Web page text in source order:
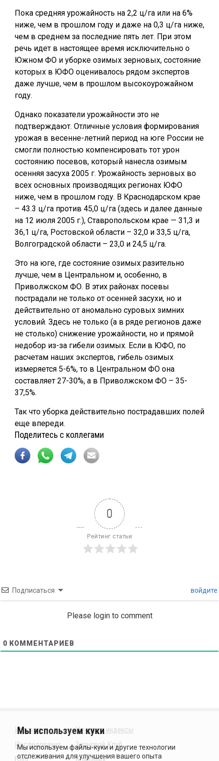
Пока средняя урожайность на 2,2 ц/га или на 6%
ниже, чем в прошлом году и даже на 0,3 ц/га ниже,
чем в среднем за последние пять лет. При этом
речь идет в настоящее время исключительно о
Южном ФО и уборке озимых зерновых, состояние
которых в ЮФО оценивалось рядом экспертов
даже лучше, чем в прошлом высокоурожайном
году.
Однако показатели урожайности это не
подтверждают. Отличные условия формирования
урожая в весенне-летний период на юге России не
смогли полностью компенсировать тот урон
состоянию посевов, который нанесла озимым
осенняя засуха 2005 г. Урожайность зерновых во
всех основных производящих регионах ЮФО
ниже, чем в прошлом году. В Краснодарском крае
– 43.3 ц/га против 45,0 ц/га (здесь и далее данные
на 12 июля 2005 г.), Ставропольском крае — 31,3 и
36,1 ц/га, Ростовской области – 32,0 и 33,5 ц/га,
Волгоградской области – 23,0 и 24,5 ц/га.
Это на юге, где состояние озимых разительно
лучше, чем в Центральном и, особенно, в
Приволжском ФО. В этих районах посевы
пострадали не только от осенней засухи, но и
действительно от аномально суровых зимних
условий. Здесь не только (а в ряде регионов даже
не столько) снижение урожайности, но и прямой
недобор из-за гибели озимых. Если в ЮФО, по
расчетам наших экспертов, гибель озимых
измеряется 5-6%, то в Центральном ФО она
составляет 27-30%, а в Приволжском ФО – 35-
37,5%.
Так что уборка действительно пострадавших полей
еще впереди.
Поделитесь с коллегами
0
Рейтинг статьи
Подписаться войдите
Please login to comment
0 КОММЕНТАРИЕВ
Издания
Исследования
Ценовые индексы
Зерновой Клуб